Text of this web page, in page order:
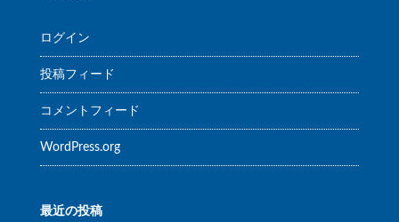
ログイン
投稿フィード
コメントフィード
WordPress.org
最近の投稿